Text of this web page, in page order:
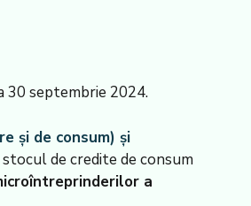
30 septembrie 2024.
și de consum) și
de credite de consum
a